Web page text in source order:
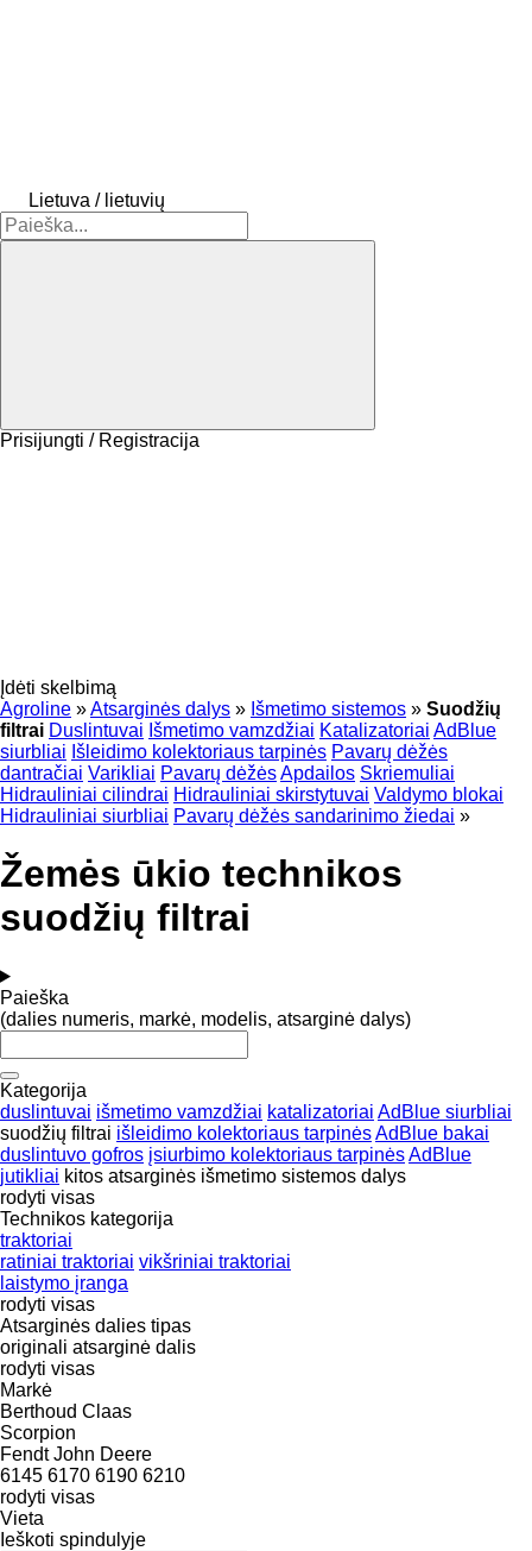
Lietuva / lietuvių
Prisijungti / Registracija
Įdėti skelbimą
Agroline »Atsarginės dalys » Išmetimo sistemos » Suodžių
filtrai Duslintuvai Išmetimo vamzdžiai Katalizatoriai AdBlue
siurbliai Išleidimo kolektoriaus tarpinės Pavarų dėžės
dantračiai Varikliai Pavarų dėžėsApdailos Skriemuliai
Hidrauliniai cilindrai Hidrauliniai skirstytuvai Valdymo blokai
Hidrauliniai siurbliai Pavarų dėžės sandarinimo žiedai »
Žemės ūkio technikos
suodžių filtrai
Paieška
(dalies numeris, markė, modelis, atsarginė dalys)
Kategorija
duslintuvai išmetimo vamzdžiai katalizatoriai AdBlue siurbliai
suodžių filtrai išleidimo kolektoriaus tarpinėsAdBlue bakai
duslintuvo gofros įsiurbimo kolektoriaus tarpinėsAdBlue
jutikliai kitos atsarginės išmetimo sistemos dalys
rodyti visas
Technikos kategorija
traktoriai
ratiniai traktoriai vikšriniai traktoriai
laistymo įranga
rodyti visas
Atsarginės dalies tipas
originali atsarginė dalis
rodyti visas
Markė
Berthoud Claas
Scorpion
Fendt John Deere
6145 6170 6190 6210
rodyti visas
Vieta
Ieškoti spindulyje